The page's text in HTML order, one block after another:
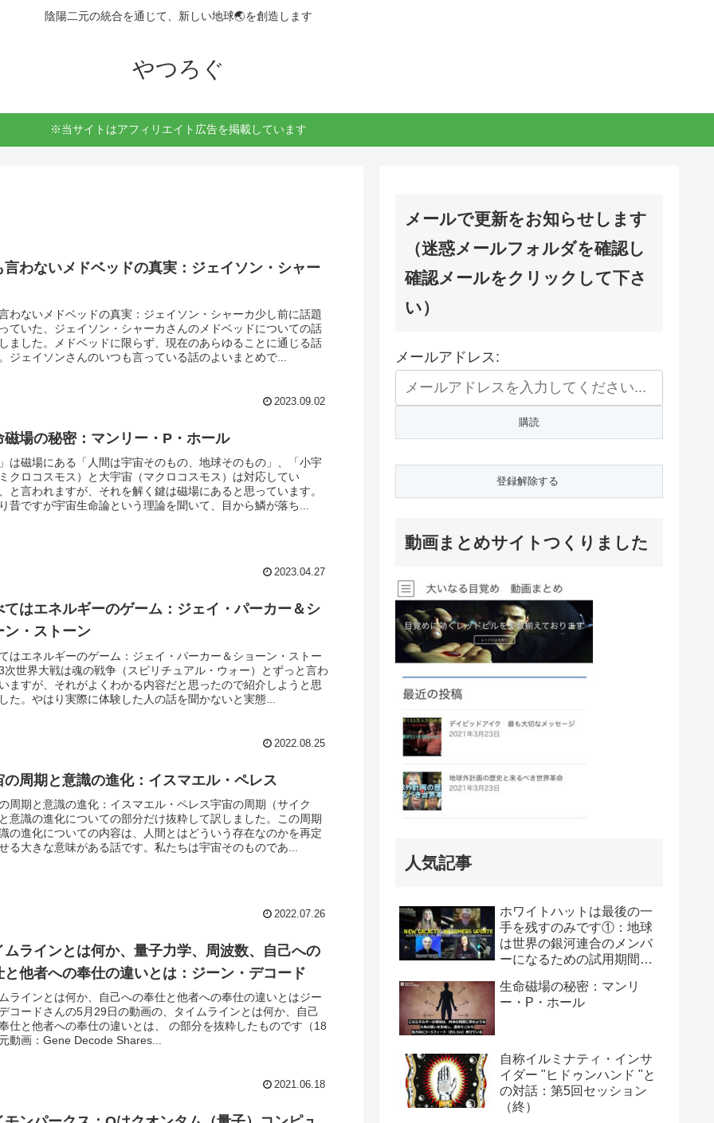
陰陽二元の統合を通じて、新しい地球🌏を創造します
やつろぐ
※当サイトはアフィリエイト広告を掲載しています
言わないメドベッドの真実：ジェイソン・シャー
わないメドベッドの真実：ジェイソン・シャーカ少し前に話題
ていた、ジェイソン・シャーカさんのメドベッドについての話
ました。メドベッドに限らず、現在のあらゆることに通じる話
ジェイソンさんのいつも言っている話のよいまとめで...
2023.09.02
磁場の秘密：マンリー・P・ホール
は磁場にある「人間は宇宙そのもの、地球そのもの」、「小宇
クロコスモス）と大宇宙（マクロコスモス）は対応してい
と言われますが、それを解く鍵は磁場にあると思っています。
昔ですが宇宙生命論という理論を聞いて、目から鱗が落ち...
2023.04.27
てはエネルギーのゲーム：ジェイ・パーカー＆シ
ン・ストーン
はエネルギーのゲーム：ジェイ・パーカー＆ショーン・ストー
次世界大戦は魂の戦争（スピリチュアル・ウォー）とずっと言わ
ますが、それがよくわかる内容だと思ったので紹介しようと思
た。やはり実際に体験した人の話を聞かないと実態...
2022.08.25
の周期と意識の進化：イスマエル・ペレス
周期と意識の進化：イスマエル・ペレス宇宙の周期（サイク
意識の進化についての部分だけ抜粋して訳しました。この周期
の進化についての内容は、人間とはどういう存在なのかを再定
る大きな意味がある話です。私たちは宇宙そのものであ...
2022.07.26
ムラインとは何か、量子力学、周波数、自己への
と他者への奉仕の違いとは：ジーン・デコード
ラインとは何か、自己への奉仕と他者への奉仕の違いとはジー
コードさんの5月29日の動画の、タイムラインとは何か、自己
仕と他者への奉仕の違いとは、 の部分を抜粋したものです（18
動画：Gene Decode Shares...
2021.06.18
メールで更新をお知らせします
（迷惑メールフォルダを確認し
確認メールをクリックして下さ
い）
メールアドレス:
動画まとめサイトつくりました
人気記事
ホワイトハットは最後の一
手を残すのみです①：地球
は世界の銀河連合のメンバ
ーになるための試用期間に
アー、マイケル・サラ＆エ
レナ・ダナーン
生命磁場の秘密：マンリ
ー・P・ホール
自称イルミナティ・インサ
イダー "ヒドゥンハンド "と
の対話：第5回セッション
（終）